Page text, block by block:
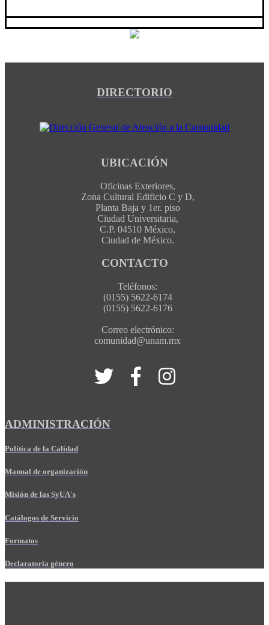
DIRECTORIO
UBICACIÓN
Oficinas Exteriores,
Zona Cultural Edificio C y D,
Planta Baja y 1er. piso
Ciudad Universitaria,
C.P. 04510 México,
Ciudad de México.
CONTACTO
Teléfonos:
(0155) 5622-6174
(0155) 5622-6176
Correo electrónico:
comunidad@unam.mx
ADMINISTRACIÓN
Política de la Calidad
Manual de organización
Misión de las SyUA's
Catálogos de Servicio
Formatos
Declaratoria género